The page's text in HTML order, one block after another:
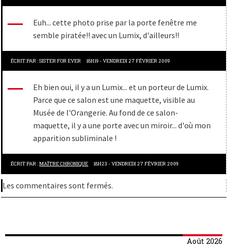
Août 2026
Euh... cette photo prise par la porte fenêtre me
semble piratée!! avec un Lumix, d'ailleurs!!
ÉCRIT PAR :SISTER FOR EVER 18H19 -VENDREDI 27 FÉVRIER 2009
Eh bien oui, il y a un Lumix... et un porteur de Lumix.
Parce que ce salon est une maquette, visible au
Musée de l'Orangerie. Au fond de ce salon-
maquette, il y a une porte avec un miroir... d'où mon
apparition subliminale !
ÉCRIT PAR :MAÎTRE CHRONIQUE 18H23 -VENDREDI 27 FÉVRIER 2009
Les commentaires sont fermés.